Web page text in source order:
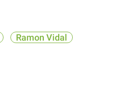
Ramon Vidal